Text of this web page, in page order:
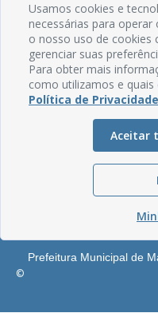
Email:
Expediente: Segunda à
Mapa
Perguntas
Serviços
©
Prefeitura Municipal de
Usamos cookies e
necessárias para
o nosso uso de cookies
gerenciar suas
Para obter mais
como utilizamos e
Política de Privacidade
Aceitar